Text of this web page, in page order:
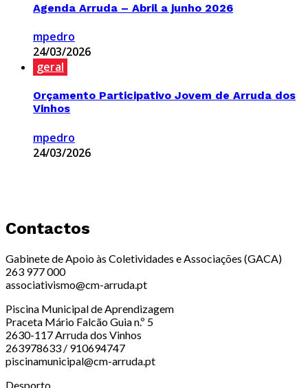
Agenda Arruda – Abril a junho 2026
mpedro
24/03/2026
geral
Orçamento Participativo Jovem de Arruda dos
Vinhos
mpedro
24/03/2026
Contactos
Gabinete de Apoio às Coletividades e Associações (GACA)
263 977 000
associativismo@cm-arruda.pt
Piscina Municipal de Aprendizagem
Praceta Mário Falcão Guia n.º 5
2630-117 Arruda dos Vinhos
263978633 / 910694747
piscinamunicipal@cm-arruda.pt
Desporto